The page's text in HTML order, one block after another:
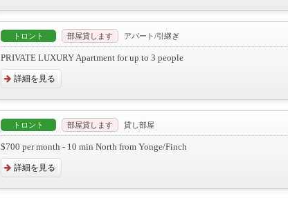
トロント 部屋貸します アパート/引継ぎ
PRIVATE LUXURY Apartment for up to 3 people
詳細を見る
トロント 部屋貸します 貸し部屋
$700 per month - 10 min North from Yonge/Finch
詳細を見る